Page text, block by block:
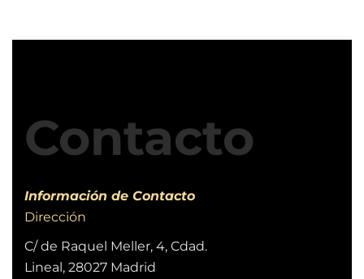
Contacto
Información de Contacto
Dirección
C/ de Raquel Meller, 4, Cdad.
Lineal, 28027 Madrid